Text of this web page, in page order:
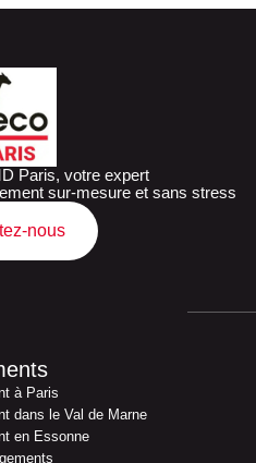
Paris, votre expert
sur-mesure et sans stress
nous
à Paris
dans le Val de Marne
en Essonne